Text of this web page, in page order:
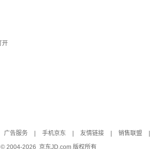
开
广告服务 手机京东 友情链接 销售联盟
2004-2026 京东JD.com 版权所有